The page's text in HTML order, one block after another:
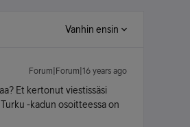
Vanhin ensin
Forum|Forum|16 years ago
Et kertonut viestissäsi
-kadun osoitteessa on